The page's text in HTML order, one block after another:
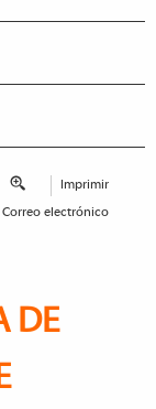
Imprimir
Correo electrónico
DE